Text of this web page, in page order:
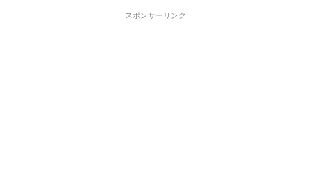
スポンサーリンク